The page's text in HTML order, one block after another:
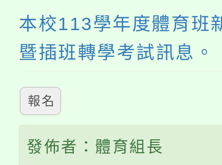
心理、諮商輔導、社會
系所師生報名參加。
本校113學年度體育班
暨插班轉學考試訊息。
報名
發佈者：體育組長